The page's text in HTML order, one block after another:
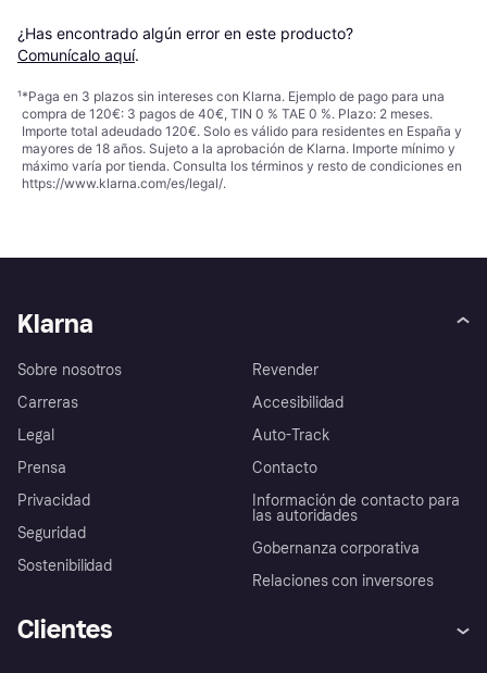
¿Has encontrado algún error en este producto?
Comunícalo aquí.
¹*Paga en 3 plazos sin intereses con Klarna. Ejemplo de pago para una
compra de 120€: 3 pagos de 40€, TIN 0 % TAE 0 %. Plazo: 2 meses.
Importe total adeudado 120€. Solo es válido para residentes en España y
mayores de 18 años. Sujeto a la aprobación de Klarna. Importe mínimo y
máximo varía por tienda. Consulta los términos y resto de condiciones en
https://www.klarna.com/es/legal/.
Klarna
Sobre nosotros
Carreras
Legal
Prensa
Privacidad
Seguridad
Sostenibilidad
Revender
Accesibilidad
Auto-Track
Contacto
Información de contacto para
las autoridades
Gobernanza corporativa
Relaciones con inversores
Clientes